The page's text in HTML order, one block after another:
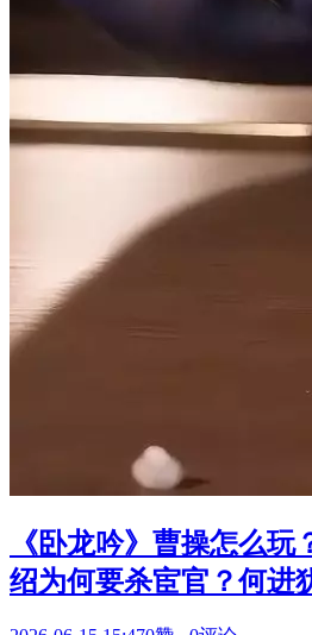
《卧龙吟》曹操怎么
绍为何要杀宦官？何进